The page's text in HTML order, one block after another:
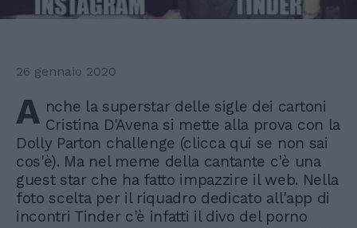
26 gennaio 2020
A nche la superstar delle sigle dei cartoni
Cristina D'Avena si mette alla prova con la
Dolly Parton challenge (clicca qui se non sai
cos'è). Ma nel meme della cantante c'è una
guest star che ha fatto impazzire il web. Nella
foto scelta per il riquadro dedicato all'app di
incontri Tinder c'è infatti il divo del porno